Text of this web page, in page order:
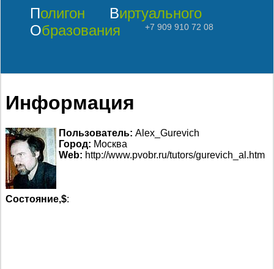
Полигон
Виртуального
Образования
+7 909 910 72 08
Информация
Пользователь: Alex_Gurevich
Город: Москва
Web: http://www.pvobr.ru/tutors/gurevich_al.htm
Состояние,$: